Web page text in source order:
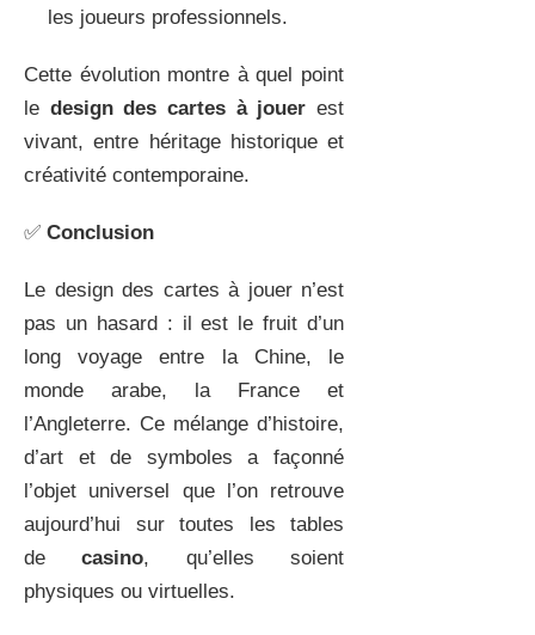
les joueurs professionnels.
Cette évolution montre à quel point
le design des cartes à jouer est
vivant, entre héritage historique et
créativité contemporaine.
✅ Conclusion
Le design des cartes à jouer n’est
pas un hasard : il est le fruit d’un
long voyage entre la Chine, le
monde arabe, la France et
l’Angleterre. Ce mélange d’histoire,
d’art et de symboles a façonné
l’objet universel que l’on retrouve
aujourd’hui sur toutes les tables
decasino, qu’elles soient
physiques ou virtuelles.